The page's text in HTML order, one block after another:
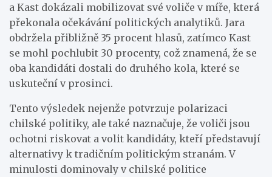
a Kast dokázali mobilizovat své voliče v míře, která
překonala očekávání politických analytiků. Jara
obdržela přibližně 35 procent hlasů, zatímco Kast
se mohl pochlubit 30 procenty, což znamená, že se
oba kandidáti dostali do druhého kola, které se
uskuteční v prosinci.
Tento výsledek nejenže potvrzuje polarizaci
chilské politiky, ale také naznačuje, že voliči jsou
ochotni riskovat a volit kandidáty, kteří představují
alternativy k tradičním politickým stranám. V
minulosti dominovaly v chilské politice